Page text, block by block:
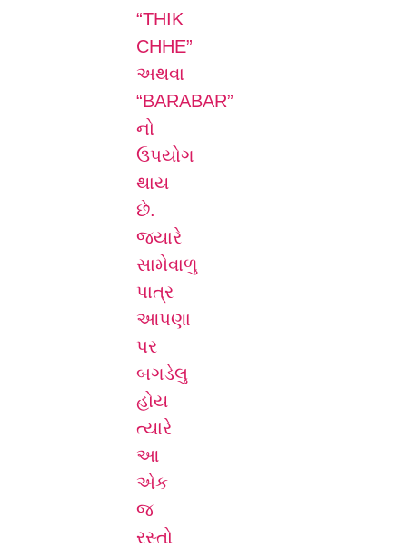
“THIK
CHHE”
અથવા
“BARABAR”
નો
ઉપયોગ
થાય
છે.
જ્યારે
સામેવાળુ
પાત્ર
આપણા
પર
બગડેલુ
હોય
ત્યારે
આ
એક
જ
રસ્તો